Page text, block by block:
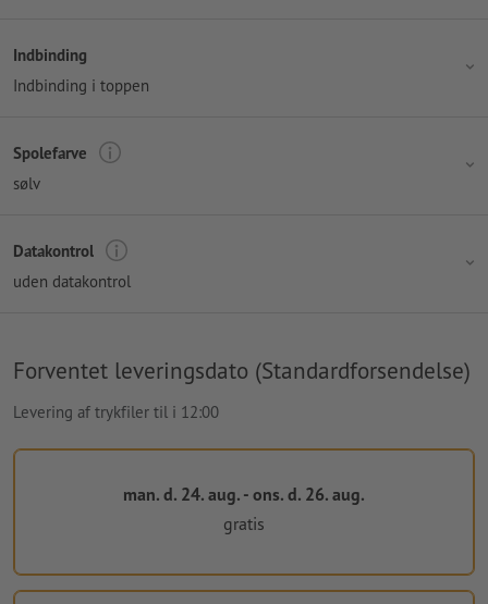
Indbinding
Indbinding i toppen
Spolefarve
sølv
Datakontrol
uden datakontrol
Forventet leveringsdato (Standardforsendelse)
Levering af trykfiler til i 12:00
man. d. 24. aug. - ons. d. 26. aug.
gratis